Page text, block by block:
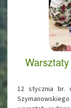
12 stycznia br.